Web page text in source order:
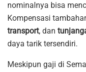
nominalnya bisa
Kompensasi
transport, dan
daya tarik tersendiri.
Meskipun gaji di